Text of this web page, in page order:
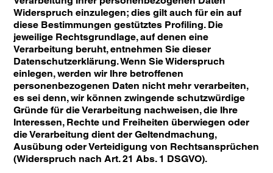
Widerspruch einzulegen; dies gilt auch für ein auf
diese Bestimmungen gestütztes Profiling. Die
jeweilige Rechtsgrundlage, auf denen eine
Verarbeitung beruht, entnehmen Sie dieser
Datenschutzerklärung. Wenn Sie Widerspruch
einlegen, werden wir Ihre betroffenen
personenbezogenen Daten nicht mehr verarbeiten,
es sei denn, wir können zwingende schutzwürdige
Gründe für die Verarbeitung nachweisen, die Ihre
Interessen, Rechte und Freiheiten überwiegen oder
die Verarbeitung dient der Geltendmachung,
Ausübung oder Verteidigung von Rechtsansprüchen
(Widerspruch nach Art. 21 Abs. 1 DSGVO).